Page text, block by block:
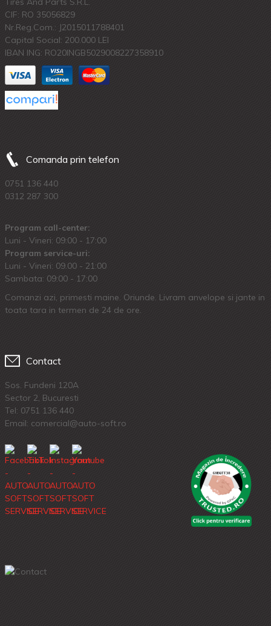
CIF: RO 35056829
Nr.Reg.Com.: J2015011788401
Capital Social: 200.000 LEI
IBAN ING: RO20INGB5029008227358910
Comanda prin telefon
0751 136 440
0312 287 300
Program call-center:
Luni - Vineri: 09:00 - 17:00
Program service-uri:
Luni - Vineri: 09.00 - 21:00
Sambata: 09:00 - 17:00
Comanzi azi, primesti maine. Oriunde. Livram anvelope si jante in
toata tara in termen de 24 de ore.
Contact
Sos. Fundeni 120A
Sector 2, Bucuresti
Tel: 0751 136 440
Email: comercial@auto-soft.ro